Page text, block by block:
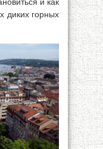
диких горных